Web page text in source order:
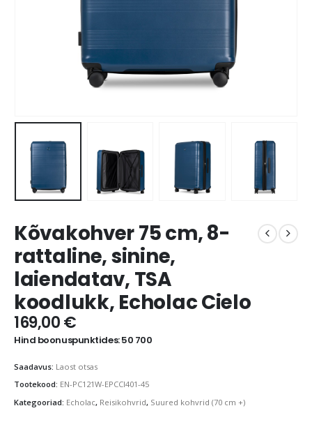
Kõvakohver 75 cm, 8-
rattaline, sinine,
laiendatav, TSA
koodlukk, Echolac Cielo
169,00€
Hind boonuspunktides: 50 700
Saadavus: Laost otsas
Tootekood: EN-PC121W-EPCCI401-45
Kategooriad: Echolac, Reisikohvrid, Suured kohvrid (70 cm +)